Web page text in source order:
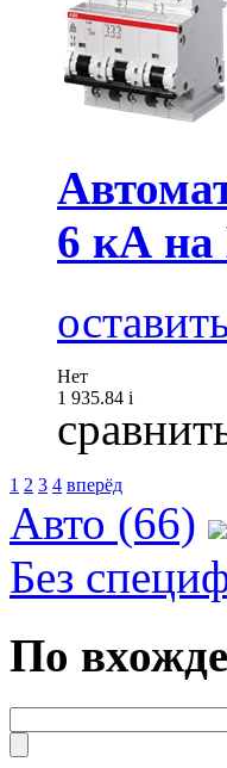
6 кА на
Нет
1 935.84 i
1 2 3 4 вперёд
Авто (66)
Без
По